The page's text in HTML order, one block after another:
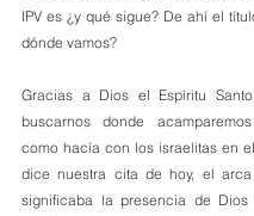
IPV es ¿y qué sigue? De ahí el
dónde vamos?
Gracias a Dios el Espíritu
buscarnos donde
como hacía con los israelitas en
dice nuestra cita de hoy, el
significaba la presencia de